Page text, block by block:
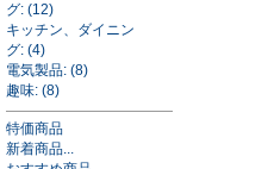
グ: (12)
キッチン、ダイニン
グ: (4)
電気製品: (8)
趣味: (8)
特価商品
新着商品...